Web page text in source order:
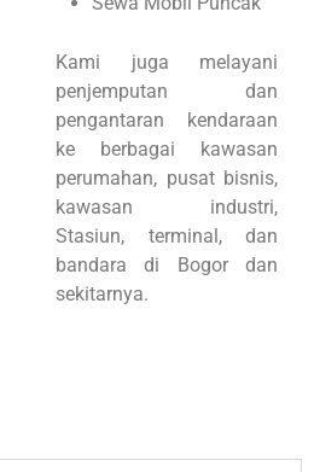
Kami juga melayani
penjemputan dan
pengantaran kendaraan
ke berbagai kawasan
perumahan, pusat bisnis,
kawasan industri,
Stasiun, terminal, dan
bandara di Bogor dan
sekitarnya.